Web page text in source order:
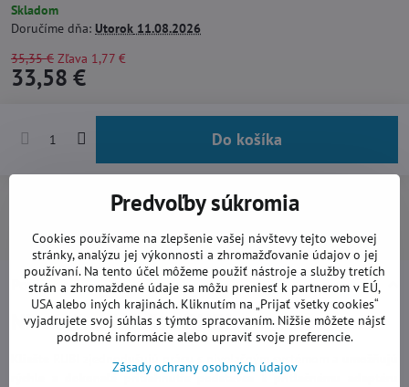
Skladom
Doručíme dňa: Utorok 11.08.2026
35,35 € Zľava 1,77 €
33,58 €
Do košíka
Pridať k Obľúbeným
Doručenia
Výrobca:Rubi
Popis
Nivelačné kliešte RUBI
RUBI zjednodušujú prácu s nivelačným systémom a
rýchle a dokonalé pritiahnutie podstavca
prítlačnému adaptéru
Predvoľby súkromia
Cookies používame na zlepšenie vašej návštevy tejto webovej
stránky, analýzu jej výkonnosti a zhromažďovanie údajov o jej
používaní. Na tento účel môžeme použiť nástroje a služby tretích
strán a zhromaždené údaje sa môžu preniesť k partnerom v EÚ,
USA alebo iných krajinách. Kliknutím na „Prijať všetky cookies“
vyjadrujete svoj súhlas s týmto spracovaním. Nižšie môžete nájsť
podrobné informácie alebo upraviť svoje preferencie.
Zásady ochrany osobných údajov